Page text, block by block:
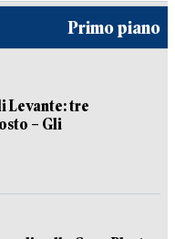
Primo piano
Levante: tre
– Gli